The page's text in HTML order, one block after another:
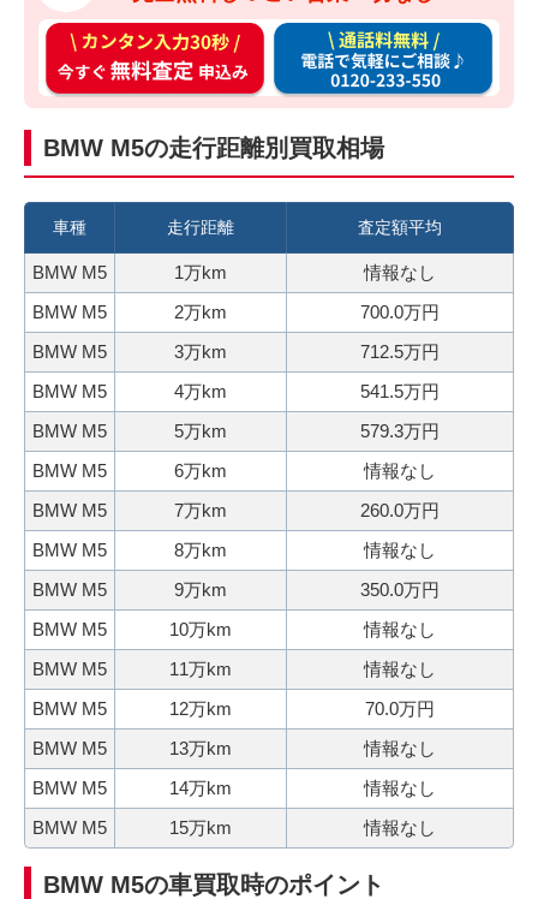
カ
ン
タ
入
0
秒
今
す
ぐ
無
料
査
定
申
込
み
通
料
無
料
話
で
に
ご
BMW M5の走行距離別買取相場
車種 走行距離 査定額平均
BMW M5 1万km
情報なし
BMW M5
2万km
700.0万円
BMW M5
3万km
712.5万円
BMW M5
4万km
541.5万円
BMW M5
5万km
579.3万円
BMW M5
6万km
情報なし
BMW M5
7万km
260.0万円
BMW M5
8万km
情報なし
BMW M5
9万km
350.0万円
BMW M5
10万km
情報なし
BMW M5
11万km
情報なし
BMW M5
12万km
70.0万円
BMW M5
13万km
情報なし
BMW M5
14万km
情報なし
BMW M5
15万km 情報なし
BMW M5の車買取時のポイント